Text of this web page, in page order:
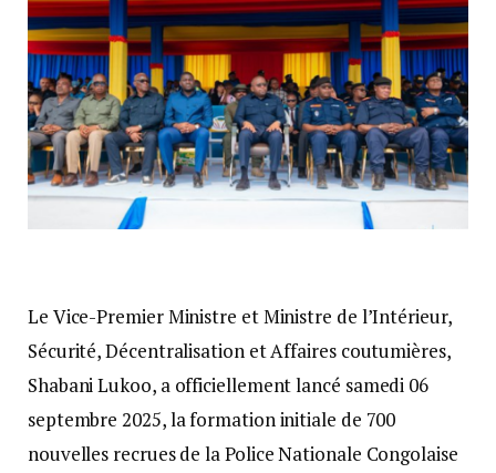
Le Vice-Premier Ministre et Ministre de l’Intérieur,
Sécurité, Décentralisation et Affaires coutumières,
Shabani Lukoo, a officiellement lancé samedi 06
septembre 2025, la formation initiale de 700
nouvelles recrues de la Police Nationale Congolaise